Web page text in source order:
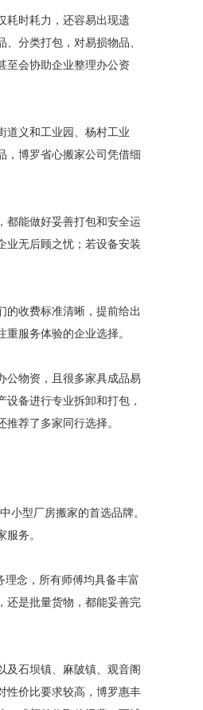
耗时耗力，还容易出现遗
分类打包，对易损物品、
至会协助企业整理办公资
道义和工业园、杨村工业
，博罗省心搬家公司凭借细
都能做好妥善打包和安全运
业无后顾之忧；若设备安装
的收费标准清晰，提前给出
服务体验的企业选择。
公物资，且很多家具成品易
备进行专业拆卸和打包，
荐了多家同行选择。
小型厂房搬家的首选品牌。
务。
理念，所有师傅均具备丰富
还是批量货物，都能妥善完
及石坝镇、麻陂镇、观音阁
性价比要求较高，博罗惠丰